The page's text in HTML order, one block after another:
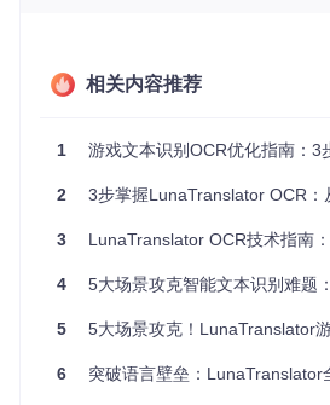
特征：哥特式字体、手写体或像素风格
提取失败。
日文字符是否被错误识别为相似符号。
多区域文本捕获遗漏
特征
：游戏同时显示对话文本与系统
法识别。
技术本质 ：单一识别区域无法覆盖多
设置不当。
诊断方法：在「高级设置」中启用「多
否所有文本区域均被绿色框覆盖。
相关内容推荐
1 游戏文本识别OCR优化指南：3
2 3步掌握LunaTranslator OCR：从新手到高手的进阶指南
3 LunaTranslator OCR技术指南：攻克游戏
4 5大场景攻克智能文本识别难题：
5 5大场景攻克！LunaTranslator游戏翻
6 突破语言壁垒：LunaTranslator全攻略——从新手